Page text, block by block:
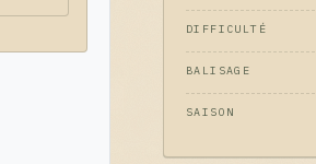
DIFFICULTÉ
BALISAGE
SAISON